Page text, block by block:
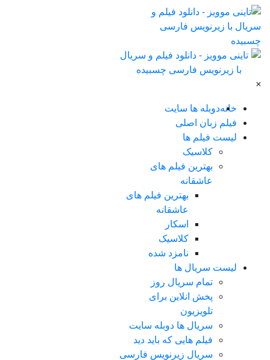
×
خانهدوبله ها سایت
فیلم زبان اصلی
لیست فیلم ها
کلاسیک
بهترین فیلم های
عاشقانه
بهترین فیلم های
عاشقانه
اسکار
کلاسیک
نامزد شده
لیست سریال ها
تمام سریال روز
پخش انلاین برای
تلویزیون
سریال ها دوبله سایت
فیلم هایی که باید دید
سریال زیرنویس فارسی